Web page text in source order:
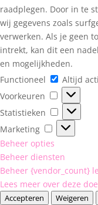
raadplegen. Door in te
wij gegevens zoals
verwerken. Als je geen
intrekt, kan dit een
en mogelijkheden.
Functioneel
Altijd
Voorkeuren
Statistieken
Marketing
Marketing
Beheer opties
Beheer diensten
Beheer {vendor_count}
Lees meer over deze
Accepteren Weigeren